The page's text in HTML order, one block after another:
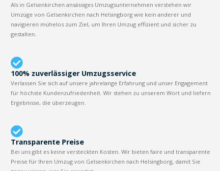
Als in Gelsenkirchen ansässiges Umzugsunternehmen verstehen wir
Umzüge von Gelsenkirchen nach Helsingborg wie kein anderer und
navigieren mühelos zum Ziel, um Ihren Umzug effizient und sicher zu
gestalten.
100% zuverlässiger Umzugsservice
Verlassen Sie sich auf unsere jahrelange Erfahrung und unser Engagement
für höchste Kundenzufriedenheit. Wir stehen zu unserem Wort und liefern
Ergebnisse, die überzeugen.
Transparente Preise
Bei uns gibt es keine versteckten Kosten. Wir bieten faire und transparente
Preise für Ihren Umzug von Gelsenkirchen nach Helsingborg, damit Sie